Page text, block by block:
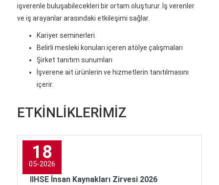
işverenle buluşabilecekleri bir ortam oluşturur. İş verenler
ve iş arayanlar arasındaki etkileşimi sağlar.
Kariyer seminerleri
Belirli mesleki konuları içeren atölye çalışmaları
Şirket tanıtım sunumları
İşverene ait ürünlerin ve hizmetlerin tanıtılmasını
içerir.
ETKİNLİKLERİMİZ
18
05-2026
IIHSE İnsan Kaynakları Zirvesi 2026